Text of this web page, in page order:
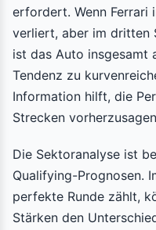
erfordert. Wenn Ferrari
verliert, aber im dritten
ist das Auto insgesamt
Tendenz zu
Information hilft, die
Strecken
Die Sektoranalyse ist
Qualifying-Prognosen.
perfekte Runde zählt,
Stärken den